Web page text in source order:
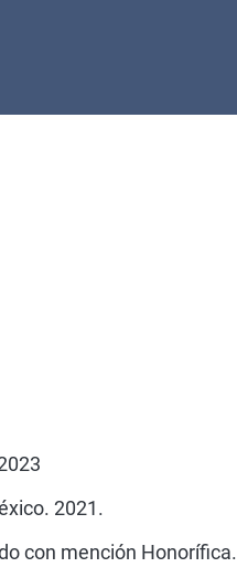
2021.
con mención Honorífica.